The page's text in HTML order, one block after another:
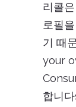
리콜
로필
기 때
your
합니